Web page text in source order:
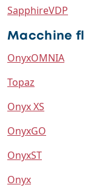
SapphireVDP
Macchine
OnyxOMNIA
Topaz
Onyx XS
OnyxGO
OnyxST
Onyx